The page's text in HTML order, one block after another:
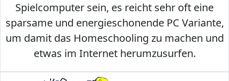
Spielcomputer sein, es reicht sehr oft eine
sparsame und energieschonende PC Variante,
um damit das Homeschooling zu machen und
etwas im Internet herumzusurfen.